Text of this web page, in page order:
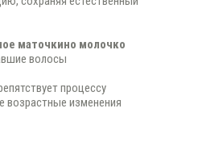
маточкино молочко
волосы
процессу
возрастные изменения